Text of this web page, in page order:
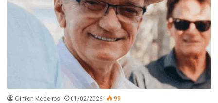
Clinton Medeiros 01/02/2026 99